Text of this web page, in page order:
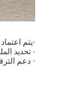
·يتم
· تحديد
· دعم